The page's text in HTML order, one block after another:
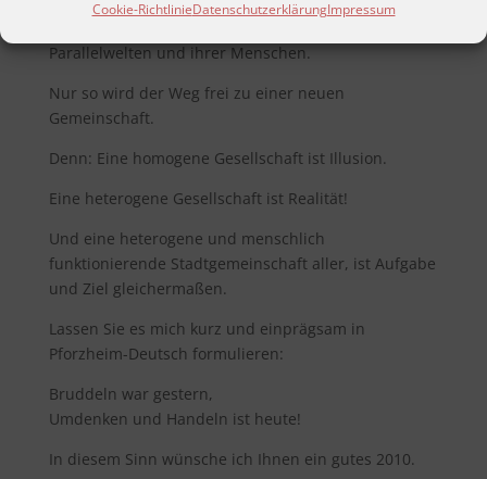
Cookie-RichtlinieDatenschutzerklärungImpressum
Parallelwelten und ihrer Menschen.
Nur so wird der Weg frei zu einer neuen
Gemeinschaft.
Denn: Eine homogene Gesellschaft ist Illusion.
Eine heterogene Gesellschaft ist Realität!
Und eine heterogene und menschlich
funktionierende Stadtgemeinschaft aller, ist Aufgabe
und Ziel gleichermaßen.
Lassen Sie es mich kurz und einprägsam in
Pforzheim-Deutsch formulieren:
Bruddeln war gestern,
Umdenken und Handeln ist heute!
In diesem Sinn wünsche ich Ihnen ein gutes 2010.